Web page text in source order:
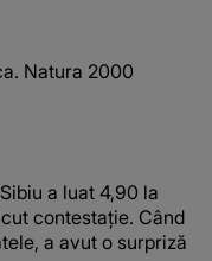
Natura 2000
a luat 4,90 la
contestație. Când
a avut o surpriză